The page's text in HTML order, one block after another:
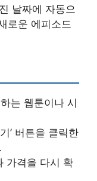
날짜에 자동으
로운 에피소드
는 웹툰이나 시
’ 버튼을 클릭한
가격을 다시 확